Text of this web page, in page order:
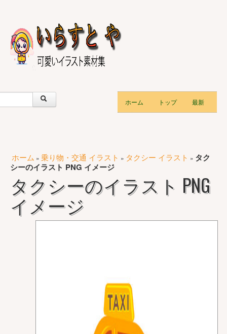
ホーム トップ 最新
ホーム » 乗り物・交通 イラスト » タクシー イラスト » タク
シーのイラスト PNG イメージ
タクシーのイラスト PNG
イメージ